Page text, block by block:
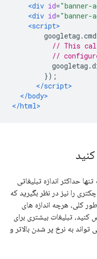
<div id="banner-
<div id="banner-
<script>
googletag .cmd
// This
//
googletag .
});
</script>
</body>
</html>
حداکثر اندازه تبلیغاتی
را نیز در نظر بگیرید که
کلی، هرچه اندازه های
تبلیغات بیشتری برای
تواند به نرخ پر شدن بالاتر و